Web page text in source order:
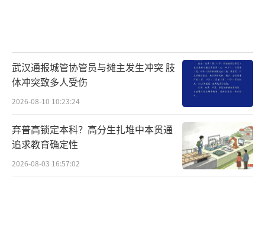
武汉通报城管协管员与摊主发生冲突 肢
体冲突致多人受伤
2026-08-10 10:23:24
弃普高锁定本科？高分生扎堆中本贯通
追求教育确定性
2026-08-03 16:57:02